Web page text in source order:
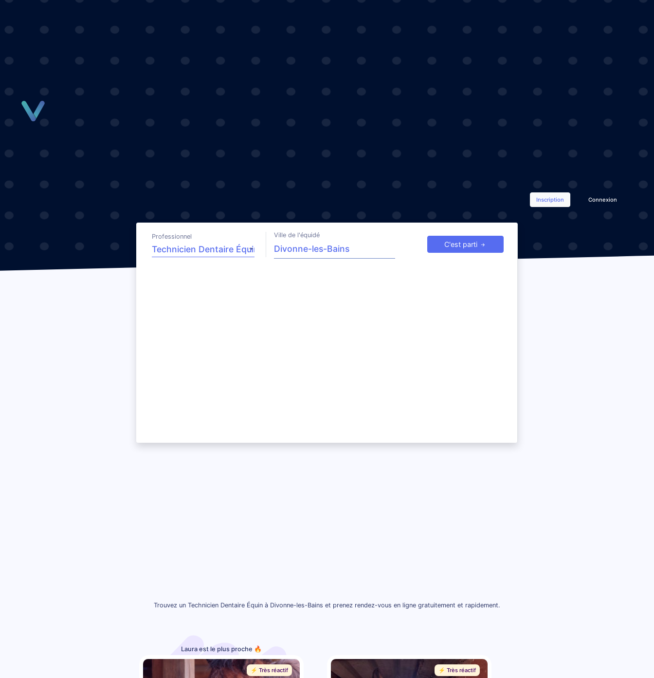
Inscription Connexion
Professionnel Ville de l'équidé
C'est parti
Trouvez un Technicien Dentaire Équin à Divonne-les-Bains et prenez rendez-vous en ligne gratuitement et rapidement.
Laura est le plus proche 🔥
⚡️ Très réactif ⚡️ Très réactif